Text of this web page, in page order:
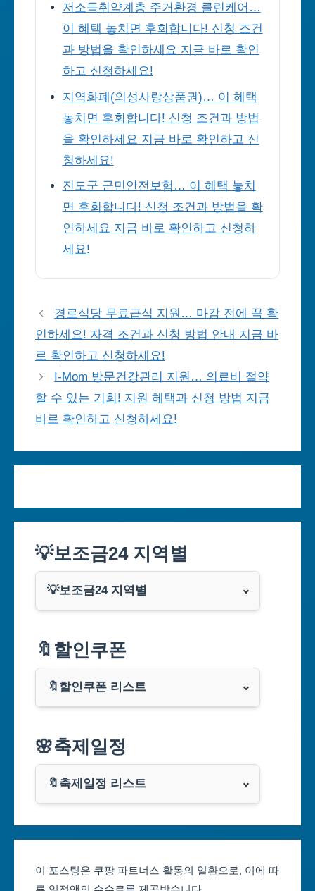
저소득취약계층 주거환경 클린케어…
이 혜택 놓치면 후회합니다! 신청 조건
과 방법을 확인하세요 지금 바로 확인
하고 신청하세요!
지역화폐(의성사랑상품권)… 이 혜택
놓치면 후회합니다! 신청 조건과 방법
을 확인하세요 지금 바로 확인하고 신
청하세요!
진도군 군민안전보험… 이 혜택 놓치
면 후회합니다! 신청 조건과 방법을 확
인하세요 지금 바로 확인하고 신청하
세요!
경로식당 무료급식 지원… 마감 전에 꼭 확
인하세요! 자격 조건과 신청 방법 안내 지금 바
로 확인하고 신청하세요!
I-Mom 방문건강관리 지원… 의료비 절약
할 수 있는 기회! 지원 혜택과 신청 방법 지금
바로 확인하고 신청하세요!
💡보조금24 지역별
💡보조금24 지역별
부산광역시
대구광역시
인천광역시
광주광역시
대전광역시
🔖할인쿠폰
🔖할인쿠폰 리스트
쿠팡
클룩
🌸축제일정
🔖축제일정 리스트
이 포스팅은 쿠팡 파트너스 활동의 일환으로, 이에 따